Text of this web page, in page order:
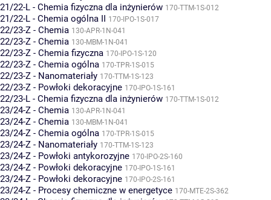
21/22-L - Chemia fizyczna dla inżynierów 170-TTM-1S-012
21/22-L - Chemia ogólna II 170-IPO-1S-017
22/23-Z - Chemia 130-APR-1N-041
22/23-Z - Chemia 130-MBM-1N-041
22/23-Z - Chemia fizyczna 170-IPO-1S-120
22/23-Z - Chemia ogólna 170-TPR-1S-015
22/23-Z - Nanomateriały 170-TTM-1S-123
22/23-Z - Powłoki dekoracyjne 170-IPO-1S-161
22/23-L - Chemia fizyczna dla inżynierów 170-TTM-1S-012
23/24-Z - Chemia 130-APR-1N-041
23/24-Z - Chemia 130-MBM-1N-041
23/24-Z - Chemia ogólna 170-TPR-1S-015
23/24-Z - Nanomateriały 170-TTM-1S-123
23/24-Z - Powłoki antykorozyjne 170-IPO-2S-160
23/24-Z - Powłoki dekoracyjne 170-IPO-1S-161
23/24-Z - Powłoki dekoracyjne 170-IPO-2S-161
23/24-Z - Procesy chemiczne w energetyce 170-MTE-2S-362